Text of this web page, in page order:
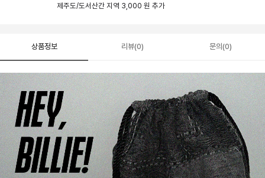
제주도/도서산간 지역 3,000 원 추가
상품정보 리뷰(0) 문의(0)